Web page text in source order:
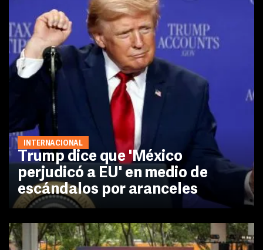
INTERNACIONAL
Trump dice que 'México
perjudicó a EU' en medio de
escándalos por aranceles